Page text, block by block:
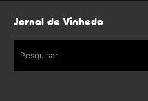
Jornal de Vinhedo
Pesquisar